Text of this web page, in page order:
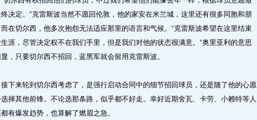
决定。”克雷斯波当然不愿回伦敦，他的家安在米兰城，这里还有很多同胞和朋
在切尔西，他多次抱怨无法适应那里的语言和气候。“克雷斯波希望在这里结束
涯，尽管决定权不在我们手里，但是我们对他的状态很满意。”奥里亚利的意思
，只要切尔西不招回，蓝黑军就会留用克雷斯波。
来轮到切尔西考虑了，是强行启动合同中的细节招回球员，还是随了他的心愿
选择其他前锋。不论选那条路，似乎都不好走。幸好近期舍瓦、卡劳、小赖特等人
有爆发趋势，也算解了燃眉之急。